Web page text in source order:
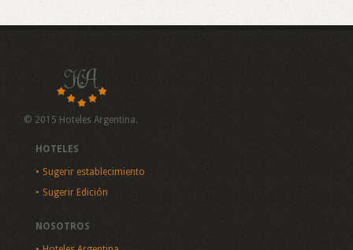
© 2015 Hoteles Argentina.
HOTELES
Sugerir establecimiento
Sugerir Edición
NOSOTROS